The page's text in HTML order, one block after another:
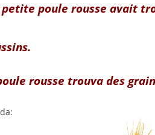
petite poule rousse avait
rousse trouva des